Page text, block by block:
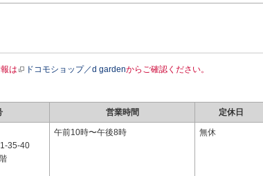
は ドコモショップ／d gardenからご確認ください。
営業時間 定休日
35-40
午前10時〜午後8時 無休